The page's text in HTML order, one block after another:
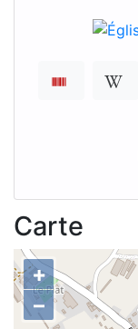
Carte
+
–